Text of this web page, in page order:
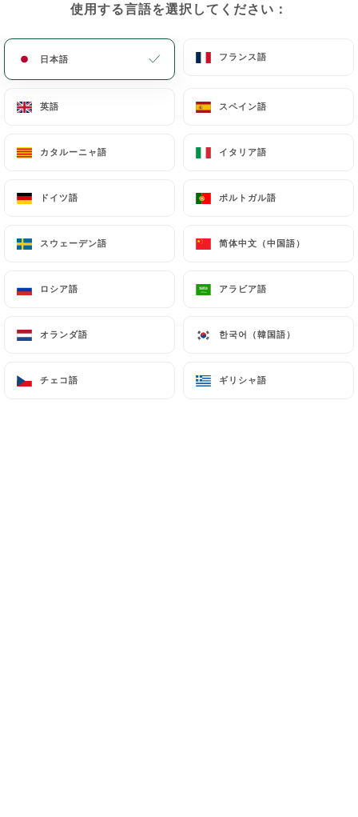
使用する言語を選択してください：
日本語 フランス語
英語 スペイン語
カタルーニャ語 イタリア語
ドイツ語 ポルトガル語
スウェーデン語 简体中文（中国語）
ロシア語 アラビア語
オランダ語 한국어（韓国語）
チェコ語 ギリシャ語
ホーム/連絡先
L'entredgeu
83 Rue Laugier
使用する言語を選択してください：
日本語 フランス語
英語 スペイン語
カタルーニャ語 イタリア語
ドイツ語 ポルトガル語
スウェーデン語 简体中文（中国語）
ロシア語 アラビア語
オランダ語 한국어（韓国語）
チェコ語 ギリシャ語